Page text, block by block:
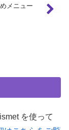
メニュー
を使って